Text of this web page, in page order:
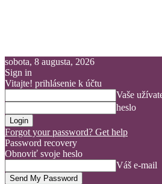
sobota, 8 augusta, 2026
Sign in
Vitajte! prihlásenie k účtu
Vaše
heslo
Forgot your password? Get help
Password recovery
Obnoviť svoje heslo
Váš e-mail